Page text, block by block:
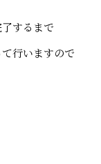
するまで
行いますので